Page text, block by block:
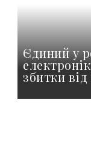
Єдиний у
збитки від